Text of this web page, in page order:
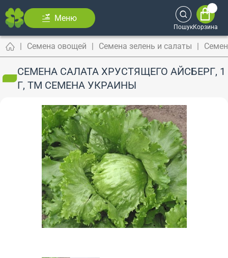
Меню
ПошукКорзина
Семена овощей Семена зелень и салаты
СЕМЕНА САЛАТА ХРУСТЯЩЕГО АЙСБЕРГ, 1
Г, ТМ СЕМЕНА УКРАИНЫ